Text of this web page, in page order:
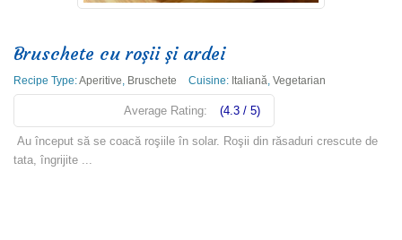
Bruschete cu roşii şi ardei
Recipe Type:Aperitive, Bruschete Cuisine: Italiană,Vegetarian
Average Rating: (4.3 / 5)
Au început să se coacă roşiile în solar. Roşii din răsaduri crescute de
tata, îngrijite ...